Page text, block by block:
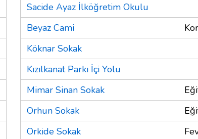
Sacide Ayaz İlköğretim Okulu
Beyaz Cami
Köknar Sokak
Kızılkanat Parkı İçi Yolu
Mimar Sinan Sokak
Orhun Sokak
Orkide Sokak